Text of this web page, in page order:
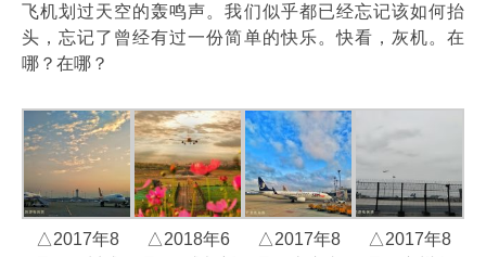
飞机划过天空的轰鸣声。我们似乎都已经忘记该如何抬
头，忘记了曾经有过一份简单的快乐。快看，灰机。在
哪？在哪？
△2017年8
△2018年6
△2017年8
△2017年8